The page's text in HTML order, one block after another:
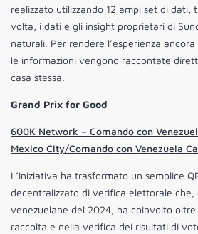
realizzato utilizzando 12 ampi set di dati,
volta, i dati e gli insight proprietari di
naturali. Per rendere l’esperienza
le informazioni vengono raccontate
casa stessa.
Grand Prix for Good
600K Network – Comando con
Mexico City/Comando con Venezuela
L’iniziativa ha trasformato un semplice
decentralizzato di verifica elettorale che,
venezuelane del 2024, ha coinvolto
raccolta e nella verifica dei risultati di